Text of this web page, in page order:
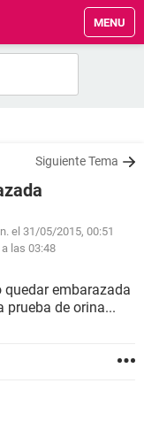
MENU
Siguiente Tema
el 31/05/2015, 00:51
las 03:48
embarazada
prueba de orina...